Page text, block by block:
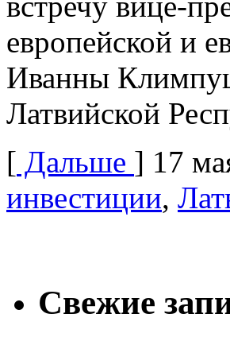
европейской и
Иванны
Латвийской
[ Дальше ] 17
инвестиции,
Свежие